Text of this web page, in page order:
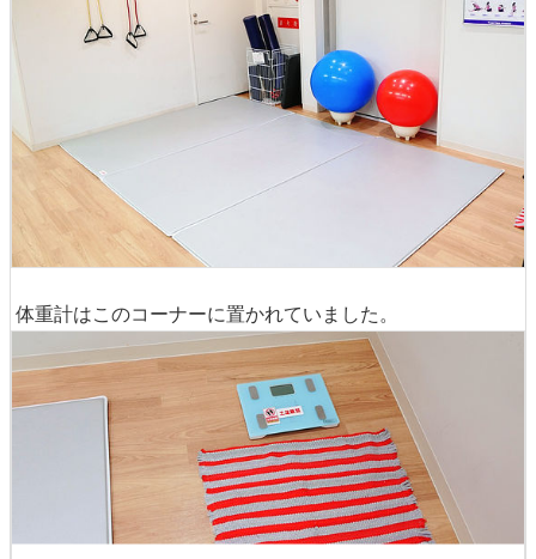
体重計はこのコーナーに置かれていました。